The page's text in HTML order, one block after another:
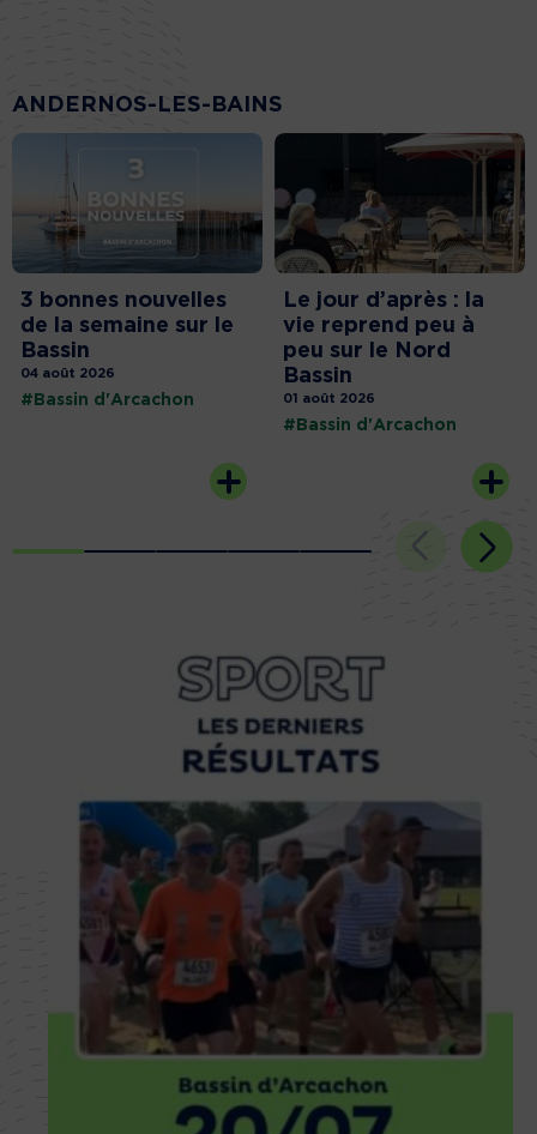
ANDERNOS-LES-BAINS
3 bonnes nouvelles
de la semaine sur le
Bassin
04 août 2026
#Bassin d'Arcachon
Le jour d’après : la
vie reprend peu à
peu sur le Nord
Bassin
01 août 2026
#Bassin d'Arcachon